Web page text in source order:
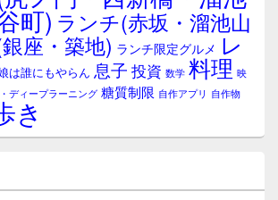
町) ランチ(赤坂・溜池山
座・築地) ランチ限定グルメ レ
は誰にもやらん 息子 投資 数学 料理 映
ディープラーニング 糖質制限 自作アプリ 自作物
き